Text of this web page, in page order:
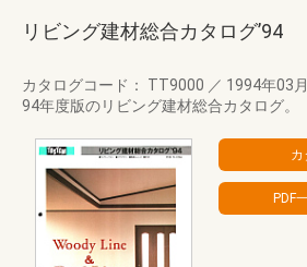
リビング建材総合カタログ’94
カタログコード： TT9000 ／ 1994年03月
94年度版のリビング建材総合カタログ。